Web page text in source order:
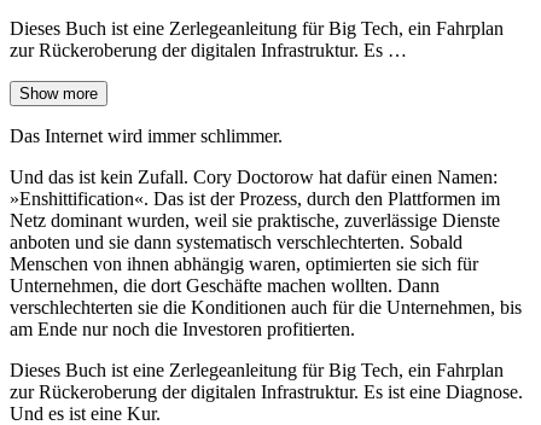
Dieses Buch ist eine Zerlegeanleitung für Big Tech, ein Fahrplan
zur Rückeroberung der digitalen Infrastruktur. Es …
Show more
Das Internet wird immer schlimmer.
Und das ist kein Zufall. Cory Doctorow hat dafür einen Namen:
»Enshittification«. Das ist der Prozess, durch den Plattformen im
Netz dominant wurden, weil sie praktische, zuverlässige Dienste
anboten und sie dann systematisch verschlechterten. Sobald
Menschen von ihnen abhängig waren, optimierten sie sich für
Unternehmen, die dort Geschäfte machen wollten. Dann
verschlechterten sie die Konditionen auch für die Unternehmen, bis
am Ende nur noch die Investoren profitierten.
Dieses Buch ist eine Zerlegeanleitung für Big Tech, ein Fahrplan
zur Rückeroberung der digitalen Infrastruktur. Es ist eine Diagnose.
Und es ist eine Kur.